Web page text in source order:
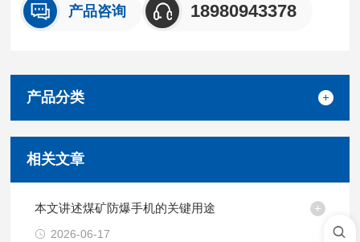
产品咨询 18980943378
产品分类
相关文章
本文讲述煤矿防爆手机的关键用途
2026-06-17